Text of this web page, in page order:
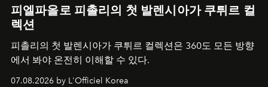
피엘파올로 피촐리의 첫 발렌시아가 쿠튀르 컬
렉션
피촐리의 첫 발렌시아가 쿠튀르 컬렉션은 360도 모든 방향
에서 봐야 온전히 이해할 수 있다.
07.08.2026 by L'Officiel Korea